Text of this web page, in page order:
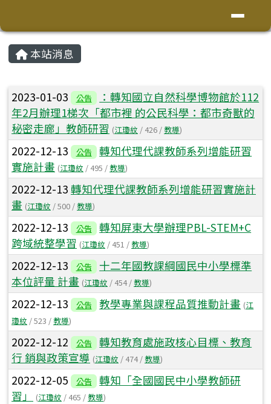
主內容區域
本站消息
文章列表
2023-01-03 公告
：轉知國立自然科學博物館於112
年2月辦理1梯次「都市裡 的公民科學：都市奇獸的
秘密走廊」教師研習 (江瓊紋 / 426 /教導)
2022-12-13 公告
轉知代理代課教師系列增能研習
實施計畫 (江瓊紋 / 495 /教導)
2022-12-13 轉知代理代課教師系列增能研習實施計
畫 (江瓊紋 / 500 /教導)
2022-12-13 公告
轉知屏東大學辦理PBL-STEM+C
跨域統整學習 (江瓊紋 / 451 /教導)
2022-12-13 公告
十二年國教課綱國民中小學標準
本位評量 計畫 (江瓊紋 / 454 /教導)
2022-12-13 公告 教學專業與課程品質推動計畫 (江
瓊紋 / 523 /教導)
2022-12-12 公告
轉知教育處施政核心目標、教育
行 銷與政策宣導 (江瓊紋 / 474 /教導)
2022-12-05 公告
轉知「全國國民中小學教師研
習」
(江瓊紋 / 465 /教導)
頁尾區域